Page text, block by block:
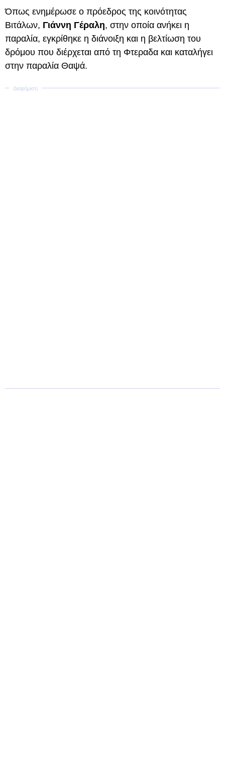
Όπως ενημέρωσε ο πρόεδρος της κοινότητας
Βιτάλων, Γιάννη Γέραλη, στην οποία ανήκει η
παραλία, εγκρίθηκε η διάνοιξη και η βελτίωση του
δρόμου που διέρχεται από τη Φτεραδα και καταλήγει
στην παραλία Θαψά.